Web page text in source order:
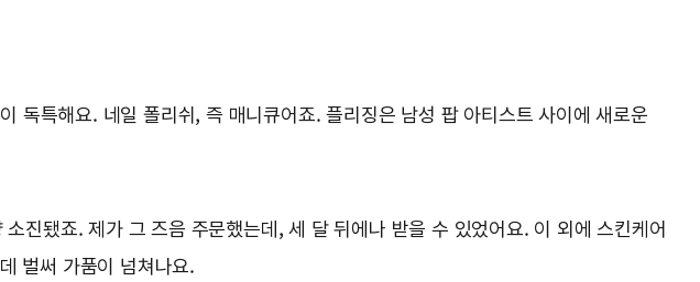
독특해요. 네일 폴리쉬, 즉 매니큐어죠. 플리징은 남성 팝 아티스트 사이에 새로운
진됐죠. 제가 그 즈음 주문했는데, 세 달 뒤에나 받을 수 있었어요. 이 외에 스킨케어
벌써 가품이 넘쳐나요.